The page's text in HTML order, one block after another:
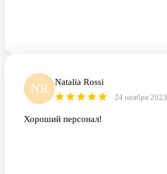
NR Natalia Rossi
24 ноября 2023
Хороший персонал!